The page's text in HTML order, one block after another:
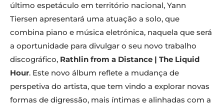
último espetáculo em território nacional, Yann
Tiersen apresentará uma atuação a solo, que
combina piano e música eletrónica, naquela que será
a oportunidade para divulgar o seu novo trabalho
discográfico, Rathlin from a Distance | The Liquid
Hour. Este novo álbum reflete a mudança de
perspetiva do artista, que tem vindo a explorar novas
formas de digressão, mais íntimas e alinhadas com a